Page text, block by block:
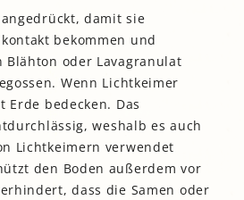
damit sie
bekommen und
oder Lavagranulat
Wenn Lichtkeimer
bedecken. Das
weshalb es auch
Lichtkeimern verwendet
den Boden außerdem vor
dass die Samen oder